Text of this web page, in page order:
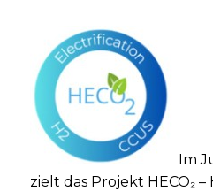
Im
zielt das Projekt HECO₂